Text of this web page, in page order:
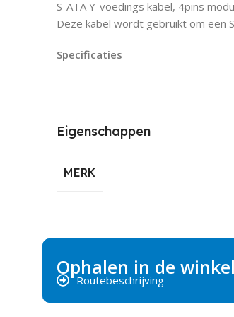
S-ATA Y-voedings kabel, 4pins
Deze kabel wordt gebruikt om een
Specificaties
Eigenschappen
MERK
Ophalen in de winkel
Routebeschrijving